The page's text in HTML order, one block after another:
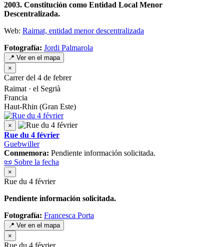
2003. Constitución como Entidad Local Menor
Descentralizada.
Web: Raimat, entidad menor descentralizada
Fotografía: Jordi Palmarola
📍 Ver en el mapa
×
Carrer del 4 de febrer
Raimat · el Segrià
Francia
Haut-Rhin (Gran Este)
×
Rue du 4 février
Guebwiller
Conmemora: Pendiente información solicitada.
📜 Sobre la fecha
×
Rue du 4 février
Pendiente información solicitada.
Fotografía: Francesca Porta
📍 Ver en el mapa
×
Rue du 4 février